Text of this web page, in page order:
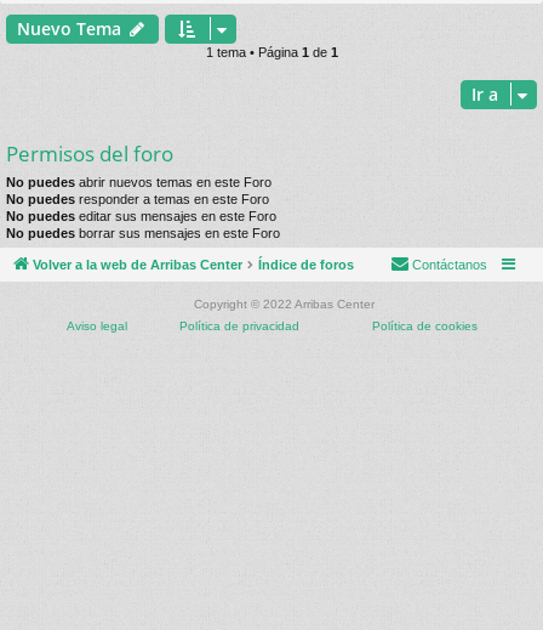
Nuevo Tema
1 tema • Página 1de 1
Ir a
Permisos del foro
No puedes abrir nuevos temas en este Foro
No puedes responder a temas en este Foro
No puedes editar sus mensajes en este Foro
No puedes borrar sus mensajes en este Foro
Volver a la web de Arribas Center Índice de foros Contáctanos
Copyright © 2022 Arribas Center
Aviso legal
Política de privacidad Política de cookies